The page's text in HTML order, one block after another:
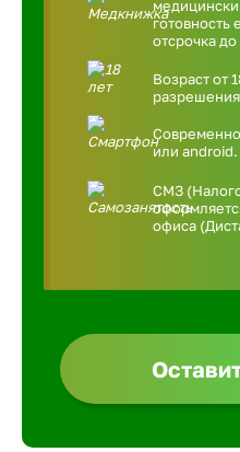
готовность
отсрочка
Возраст от
или android.
СМЗ
офиса